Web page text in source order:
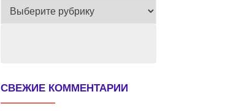
ВЕСЬ
СВЕЖИЕ КОММЕНТАРИИ